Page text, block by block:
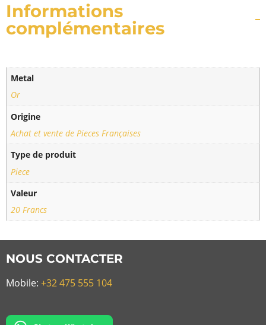
Informations
complémentaires
Metal
Or
Origine
Achat et vente de Pieces Françaises
Type de produit
Piece
Valeur
20 Francs
NOUS CONTACTER
Mobile: +32 475 555 104